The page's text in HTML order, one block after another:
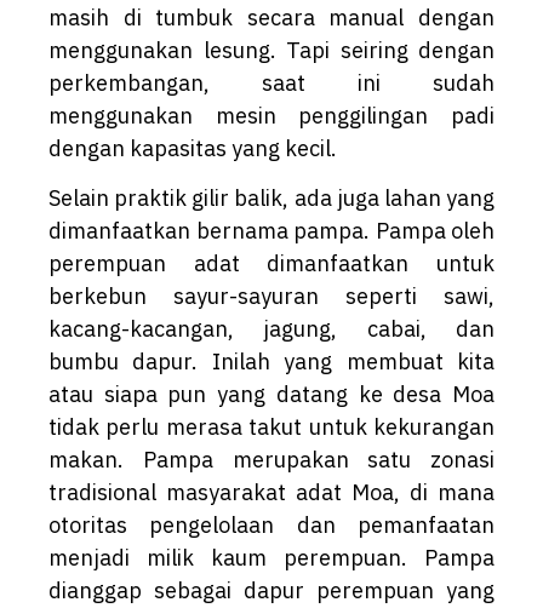
masih di tumbuk secara manual dengan
menggunakan lesung. Tapi seiring dengan
perkembangan, saat ini sudah
menggunakan mesin penggilingan padi
dengan kapasitas yang kecil.
Selain praktik gilir balik, ada juga lahan yang
dimanfaatkan bernama pampa. Pampa oleh
perempuan adat dimanfaatkan untuk
berkebun sayur-sayuran seperti sawi,
kacang-kacangan, jagung, cabai, dan
bumbu dapur. Inilah yang membuat kita
atau siapa pun yang datang ke desa Moa
tidak perlu merasa takut untuk kekurangan
makan. Pampa merupakan satu zonasi
tradisional masyarakat adat Moa, di mana
otoritas pengelolaan dan pemanfaatan
menjadi milik kaum perempuan. Pampa
dianggap sebagai dapur perempuan yang